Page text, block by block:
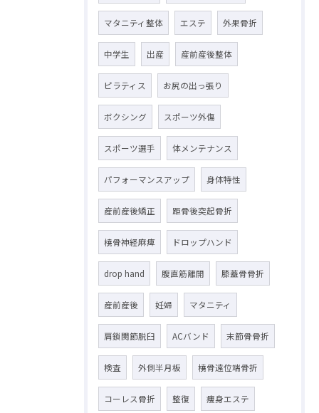
マタニティ整体 エステ 外果骨折
中学生 出産 産前産後整体
ピラティス お尻の出っ張り
ボクシング スポーツ外傷
スポーツ選手 体メンテナンス
パフォーマンスアップ 身体特性
産前産後矯正 距骨後突起骨折
橈骨神経麻痺 ドロップハンド
drop hand 腹直筋離開 膝蓋骨骨折
産前産後 妊婦 マタニティ
肩鎖関節脱臼 ACバンド 末節骨骨折
検査 外側半月板 橈骨遠位端骨折
コーレス骨折 整復 痩身エステ